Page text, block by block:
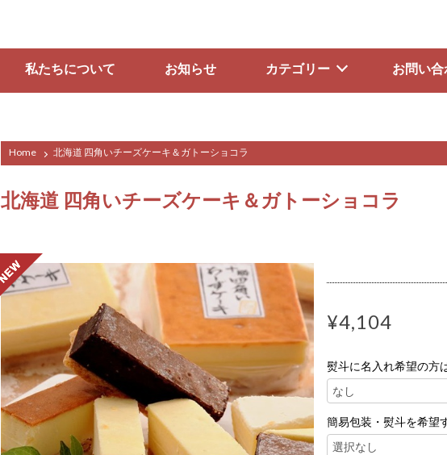
私たちについて お知らせ カテゴリー お問い合
Home 北海道 四角いチーズケーキ＆ガトーショコラ
北海道 四角いチーズケーキ＆ガトーショコラ
¥4,104
熨斗に名入れ希望の方
簡易包装・熨斗を希望